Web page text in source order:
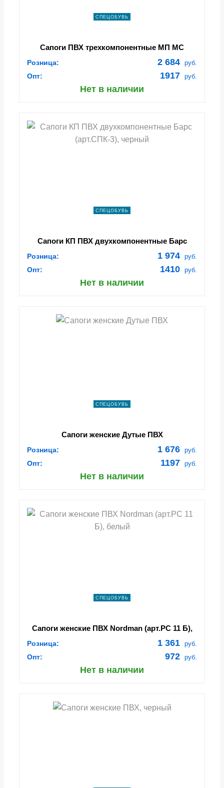
СПЕЦОБУВЬ
Сапоги ПВХ трехкомпонентные МП МС
Розница: 2 684 руб.
Опт: 1917 руб.
Нет в наличии
СПЕЦОБУВЬ
Сапоги КП ПВХ двухкомпонентные Барс
Розница: 1 974 руб.
Опт: 1410 руб.
Нет в наличии
СПЕЦОБУВЬ
Сапоги женские Дутые ПВХ
Розница: 1 676 руб.
Опт: 1197 руб.
Нет в наличии
СПЕЦОБУВЬ
Сапоги женские ПВХ Nordman (арт.РС 11 Б),
Розница: 1 361 руб.
Опт: 972 руб.
Нет в наличии